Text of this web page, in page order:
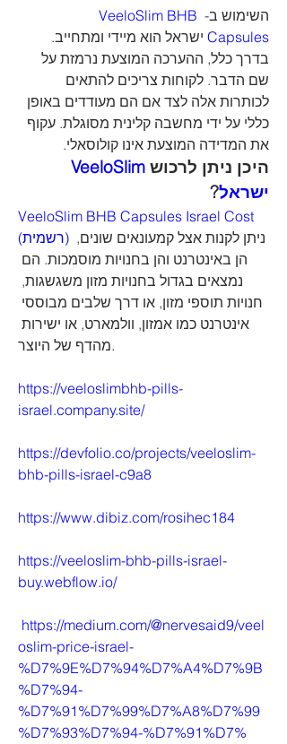
השימוש ב- VeeloSlim BHB
Capsules
את המדידה המוצעת אינו קולוסאלי.
היכן ניתן לרכוש
ישראל?
VeeloSlim BHB Capsules Israel Cost
(רשמית)
מהדף של היוצר.
https://veeloslimbhb-pills-
israel.company.site/
https://devfolio.co/projects/veeloslim-
bhb-pills-israel-c9a8
https://www.dibiz.com/rosihec184
https://veeloslim-bhb-pills-israel-
buy.webflow.io/
https://medium.com/@nervesaid9/veel
oslim-price-israel-
%D7%9E%D7%94%D7%A4%D7%9B
%D7%94-
%D7%91%D7%99%D7%A8%D7%99
%D7%93%D7%94-%D7%91%D7%